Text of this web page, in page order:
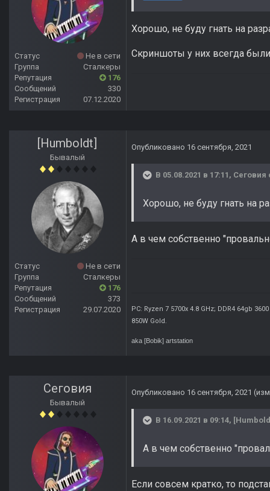
Статус
Не в сети
Группа
Сталкеры
Репутация
176
Сообщений
330
Регистрация
07.12.2020
Хорошо, не буду гнать на
Скриншоты у них всегда
[Humboldt]
Бывалый
Статус
Не в сети
Группа
Сталкеры
Репутация
176
Сообщений
373
Регистрация
29.07.2020
Опубликовано 16 сентября, 2021
В 05.08.2021 в 17:11, Сеговия
Хорошо, не буду гнать на
А в чем собственно
PC: Ryzen 7 5700x 4.8 GHz; DDR4 64gb
850W Gold .
aka [Bobik] artstation
Сеговия
Бывалый
Опубликовано 16 сентября, 2021
В 16.09.2021 в 09:14,
А в чем собственно
Если совсем кратко, то